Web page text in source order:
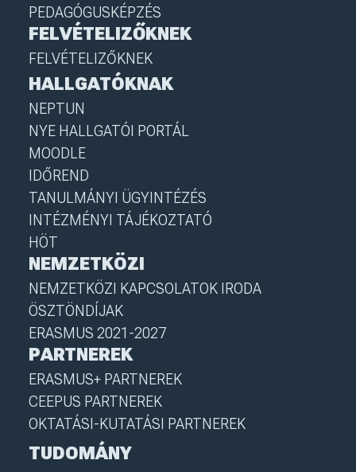
PEDAGÓGUSKÉPZÉS
FELVÉTELIZŐKNEK
FELVÉTELIZŐKNEK
HALLGATÓKNAK
NEPTUN
NYE HALLGATÓI PORTÁL
MOODLE
IDŐREND
TANULMÁNYI ÜGYINTÉZÉS
INTÉZMÉNYI TÁJÉKOZTATÓ
HÖT
NEMZETKÖZI
NEMZETKÖZI KAPCSOLATOK IRODA
ÖSZTÖNDÍJAK
ERASMUS 2021-2027
PARTNEREK
ERASMUS+ PARTNEREK
CEEPUS PARTNEREK
OKTATÁSI-KUTATÁSI PARTNEREK
TUDOMÁNY